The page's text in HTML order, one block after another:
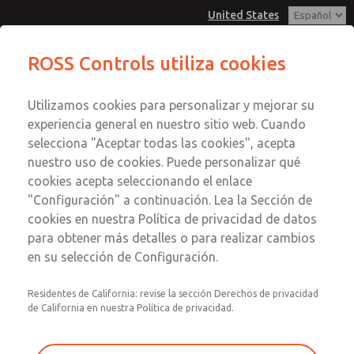
United States
Cuenta
Ver Carrito de Compra
Registrarse
Inscribirse
Productos no catalogados
1614B2020V
Enviar esta página por correo
electrónico
Servicio al Cliente
1-800-GET-ROSS
Servicio Tecnico
1-888-TEK-ROSS
ROSS Controls utiliza cookies
Utilizamos cookies para personalizar y mejorar su
experiencia general en nuestro sitio web. Cuando
selecciona "Aceptar todas las cookies", acepta
nuestro uso de cookies. Puede personalizar qué
cookies acepta seleccionando el enlace
"Configuración" a continuación. Lea la Sección de
cookies en nuestra Política de privacidad de datos
para obtener más detalles o para realizar cambios
en su selección de Configuración.
Residentes de California: revise la sección Derechos de privacidad
de California en nuestra Política de privacidad.